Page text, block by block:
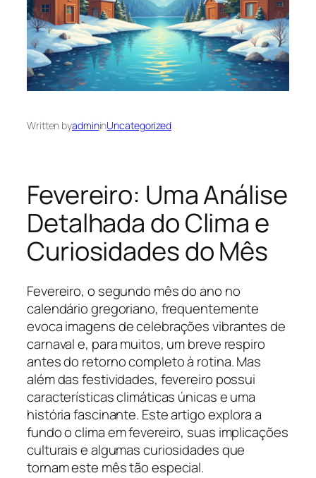
Written byadmininUncategorized
Fevereiro: Uma Análise
Detalhada do Clima e
Curiosidades do Mês
Fevereiro, o segundo mês do ano no
calendário gregoriano, frequentemente
evoca imagens de celebrações vibrantes de
carnaval e, para muitos, um breve respiro
antes do retorno completo à rotina. Mas
além das festividades, fevereiro possui
características climáticas únicas e uma
história fascinante. Este artigo explora a
fundo o clima em fevereiro, suas implicações
culturais e algumas curiosidades que
tornam este mês tão especial.